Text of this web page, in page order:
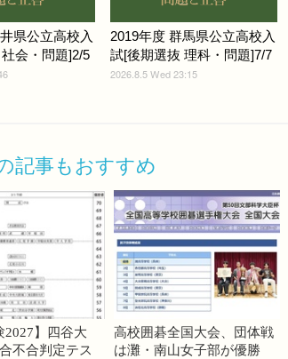
県公立高校入
会・問題]2/5
2019年度 群馬県公立高校入
試[後期選抜 理科・問題]7/7
2026.8.5 Wed 23:15
記事もおすすめ
2027】四谷大
不合判定テス
高校囲碁全国大会、団体戦
は灘・南山女子部が優勝